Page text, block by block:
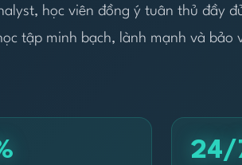
học viên đồng ý tuân thủ đầy
tập minh bạch, lành mạnh và bảo
24/